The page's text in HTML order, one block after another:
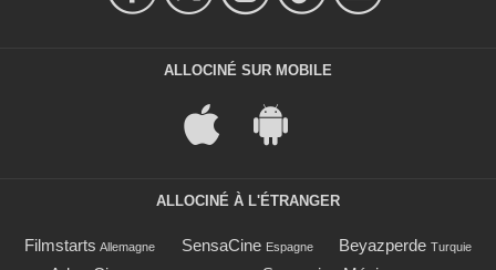
ALLOCINÉ SUR MOBILE
ALLOCINÉ À L'ÉTRANGER
Filmstarts Allemagne SensaCine Espagne Beyazperde Turquie